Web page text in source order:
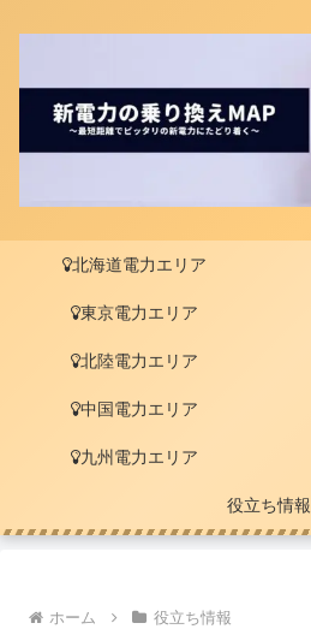
北海道電力エリア
東京電力エリア
北陸電力エリア
中国電力エリア
九州電力エリア
役立ち情報
ホーム 役立ち情報